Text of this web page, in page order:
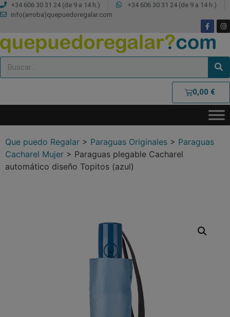
+34 606 30 31 24 (de 9 a 14 h.)
+34 606 30 31 24 (de 9 a 14 h.)
info(arroba)quepuedoregalar.com
0,00 €
Que puedo Regalar > Paraguas Originales > Paraguas
Cacharel Mujer > Paraguas plegable Cacharel
automático diseño Topitos (azul)